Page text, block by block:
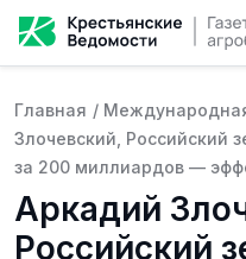
Главная /
Злочевский, Российский
за 200 миллиардов —
Аркадий
Российский